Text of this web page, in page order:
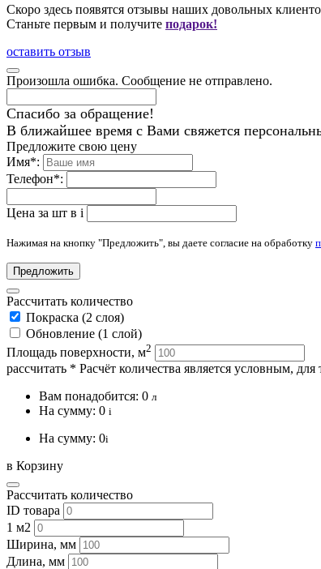
Скоро здесь появятся отзывы наших довольных
Станьте первым и получите подарок!
оставить отзыв
Произошла ошибка. Сообщение не отправлено.
Спасибо за обращение!
В ближайшее время с Вами свяжется
Предложите свою цену
Имя*:
Телефон*:
Цена за шт в i
Нажимая на кнопку "Предложить", вы даете согласие на обработку
Предложить
Рассчитать количество
Покраска (2 слоя)
Обновление (1 слой)
Площадь поверхности, м2
рассчитать * Расчёт количества является условным,
Вам понадобится: 0 л
На сумму: 0 i
На сумму: 0i
в Корзину
Рассчитать количество
ID товара
1 м2
Ширина, мм
Длина, мм